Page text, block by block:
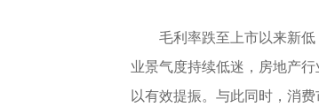
毛利率跌至上市以来新
业景气度持续低迷，房地产
以有效提振。与此同时，消